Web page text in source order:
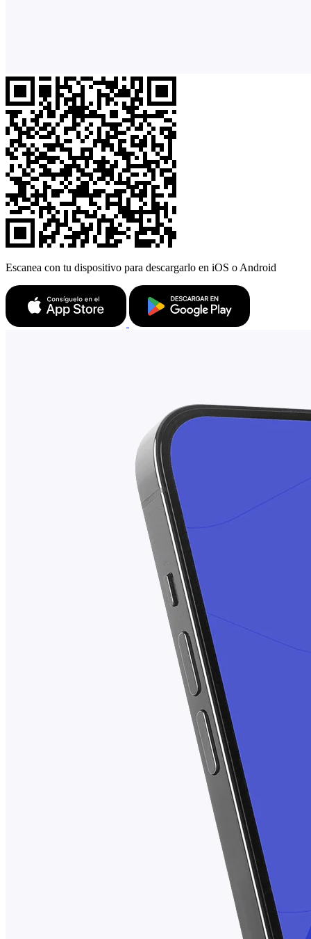
Escanea con tu dispositivo para descargarlo en iOS o Android